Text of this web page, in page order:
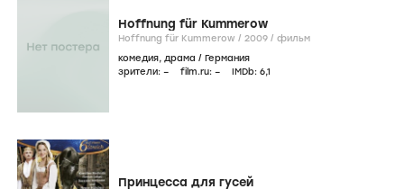
Hoffnung für Kummerow
Hoffnung für Kummerow / 2009 / фильм
комедия, драма / Германия
зрители: – film.ru: – IMDb: 6,1
Принцесса для гусей